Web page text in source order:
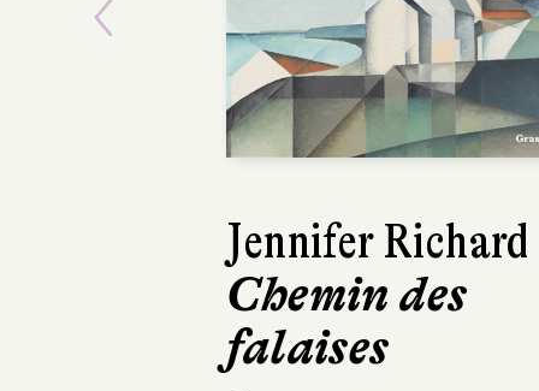
Jennifer Richard
Chemin des
falaises
Lars Kepler
Le
Actes Sud
Previous